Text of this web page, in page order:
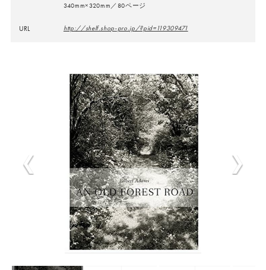
340mm×320mm／80ページ
URL http://shelf.shop-pro.jp/?pid=119309471